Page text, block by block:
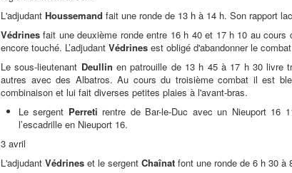
L'adjudant Houssemand fait une ronde de 13 h à 14 h. Son rapport
Védrines fait une deuxième ronde entre 16 h 40 et 17 h 10 au
encore touché. L’adjudant Védrines est obligé d'abandonner le
Le sous-lieutenant Deullin en patrouille de 13 h 45 à 17 h 30 livre
autres avec des Albatros. Au cours du troisième combat il est
combinaison et lui fait diverses petites plaies à l'avant-bras.
Le sergent Perreti rentre de Bar-le-Duc avec un Nieuport 16
l’escadrille en Nieuport 16.
3 avril
L'adjudant Védrines et le sergent Chaînat font une ronde de 6 h 30 à